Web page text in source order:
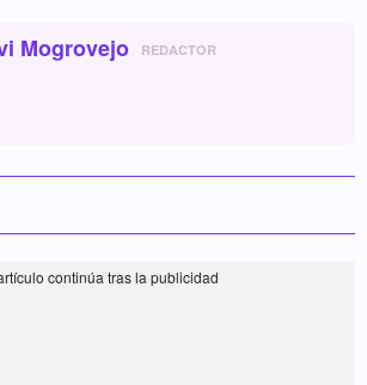
Mogrovejo REDACTOR